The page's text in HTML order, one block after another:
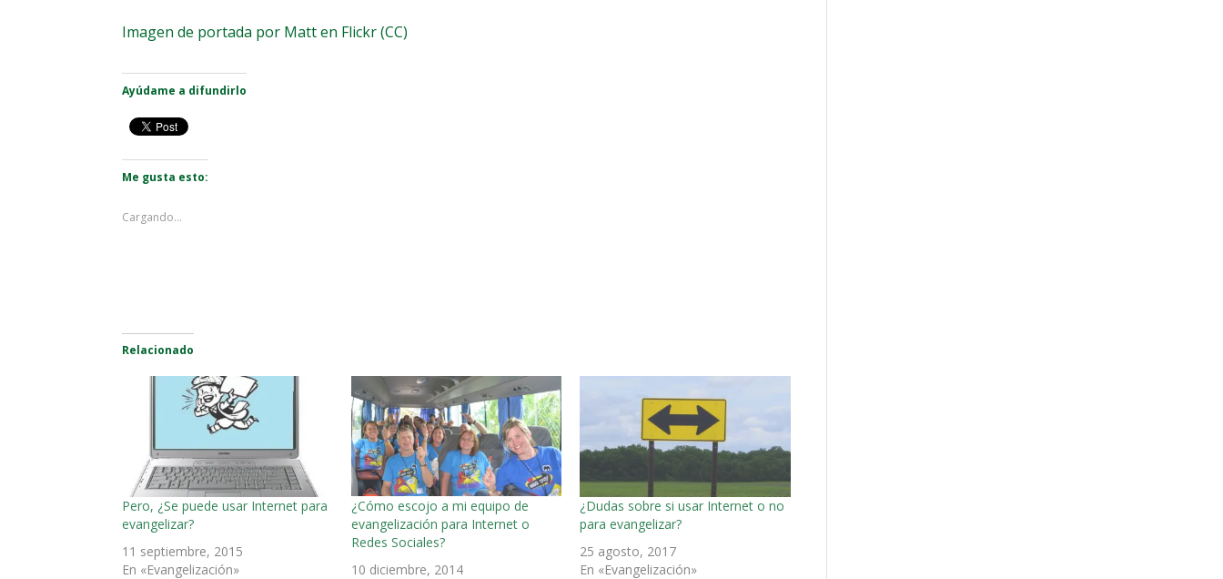
Imagen de portada por Matt en Flickr(CC)
Ayúdame a difundirlo
Me gusta esto:
Cargando...
Relacionado
Pero, ¿Se puede usar Internet para
evangelizar?
11 septiembre, 2015
En «Evangelización»
¿Cómo escojo a mi equipo de
evangelización para Internet o
Redes Sociales?
10 diciembre, 2014
¿Dudas sobre si usar Internet o no
para evangelizar?
25 agosto, 2017
En «Evangelización»